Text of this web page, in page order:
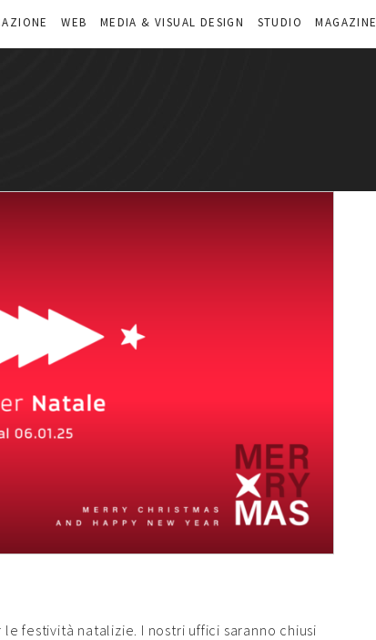
WEB MEDIA & VISUAL DESIGN STUDIO MAGAZINE
festività natalizie. I nostri uffici saranno chiusi